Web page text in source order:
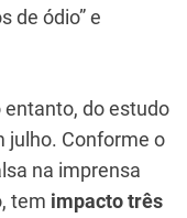
de ódio” e
entanto, do estudo
julho. Conforme o
na imprensa
tem impacto três